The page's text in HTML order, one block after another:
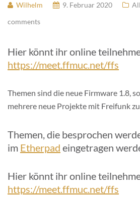
Wilhelm 9. Februar 2020
comments
Hier könnt ihr online
https://meet.ffmuc.net/ffs
Themen sind die neue Firmware 1.8,
mehrere neue Projekte mit Freifunk
Themen, die besprochen
im Etherpad eingetragen
Hier könnt ihr online
https://meet.ffmuc.net/ffs